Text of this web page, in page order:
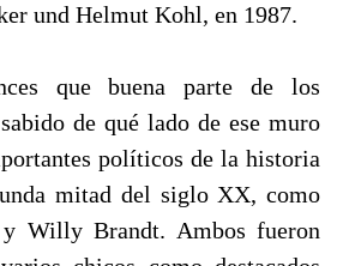
und Helmut Kohl, en 1987.
que buena parte de los
de qué lado de ese muro
políticos de la historia
mitad del siglo XX, como
y Willy Brandt. Ambos fueron